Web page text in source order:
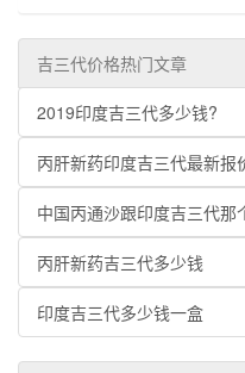
吉三代价格热门文章
2019印度吉三代多少钱?
丙肝新药印度吉三代最新报
中国丙通沙跟印度吉三代那
丙肝新药吉三代多少钱
印度吉三代多少钱一盒